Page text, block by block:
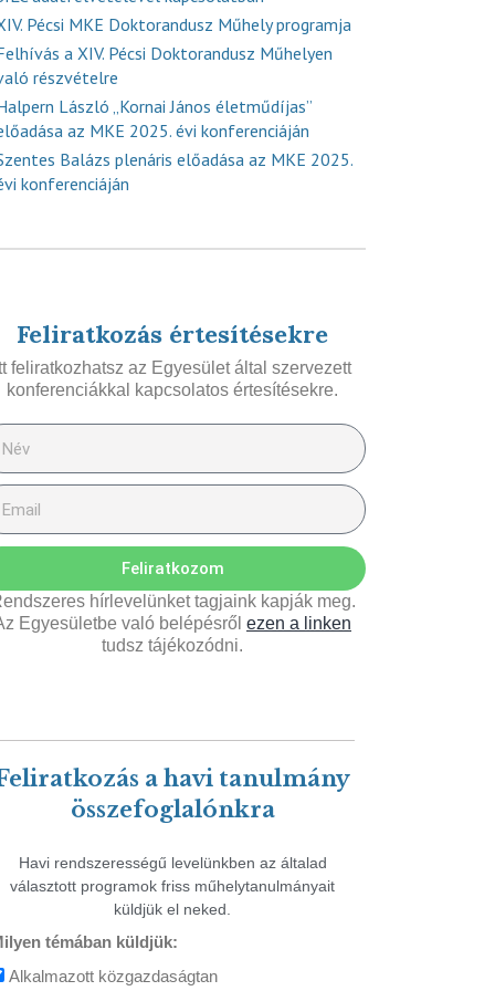
Pécsi MKE Doktorandusz Műhely programja
a XIV. Pécsi Doktorandusz Műhelyen
részvételre
László „Kornai János életműdíjas”
az MKE 2025. évi konferenciáján
Balázs plenáris előadása az MKE 2025.
konferenciáján
Feliratkozás értesítésekre
feliratkozhatsz az Egyesület által szervezett
konferenciákkal kapcsolatos értesítésekre.
Feliratkozom
hírlevelünket tagjaink kapják meg.
Egyesületbe való belépésről ezen a linken
tudsz tájékozódni.
a havi tanulmány
összefoglalónkra
Havi rendszerességű levelünkben az általad
választott programok friss műhelytanulmányait
küldjük el neked.
témában küldjük:
Alkalmazott közgazdaságtan